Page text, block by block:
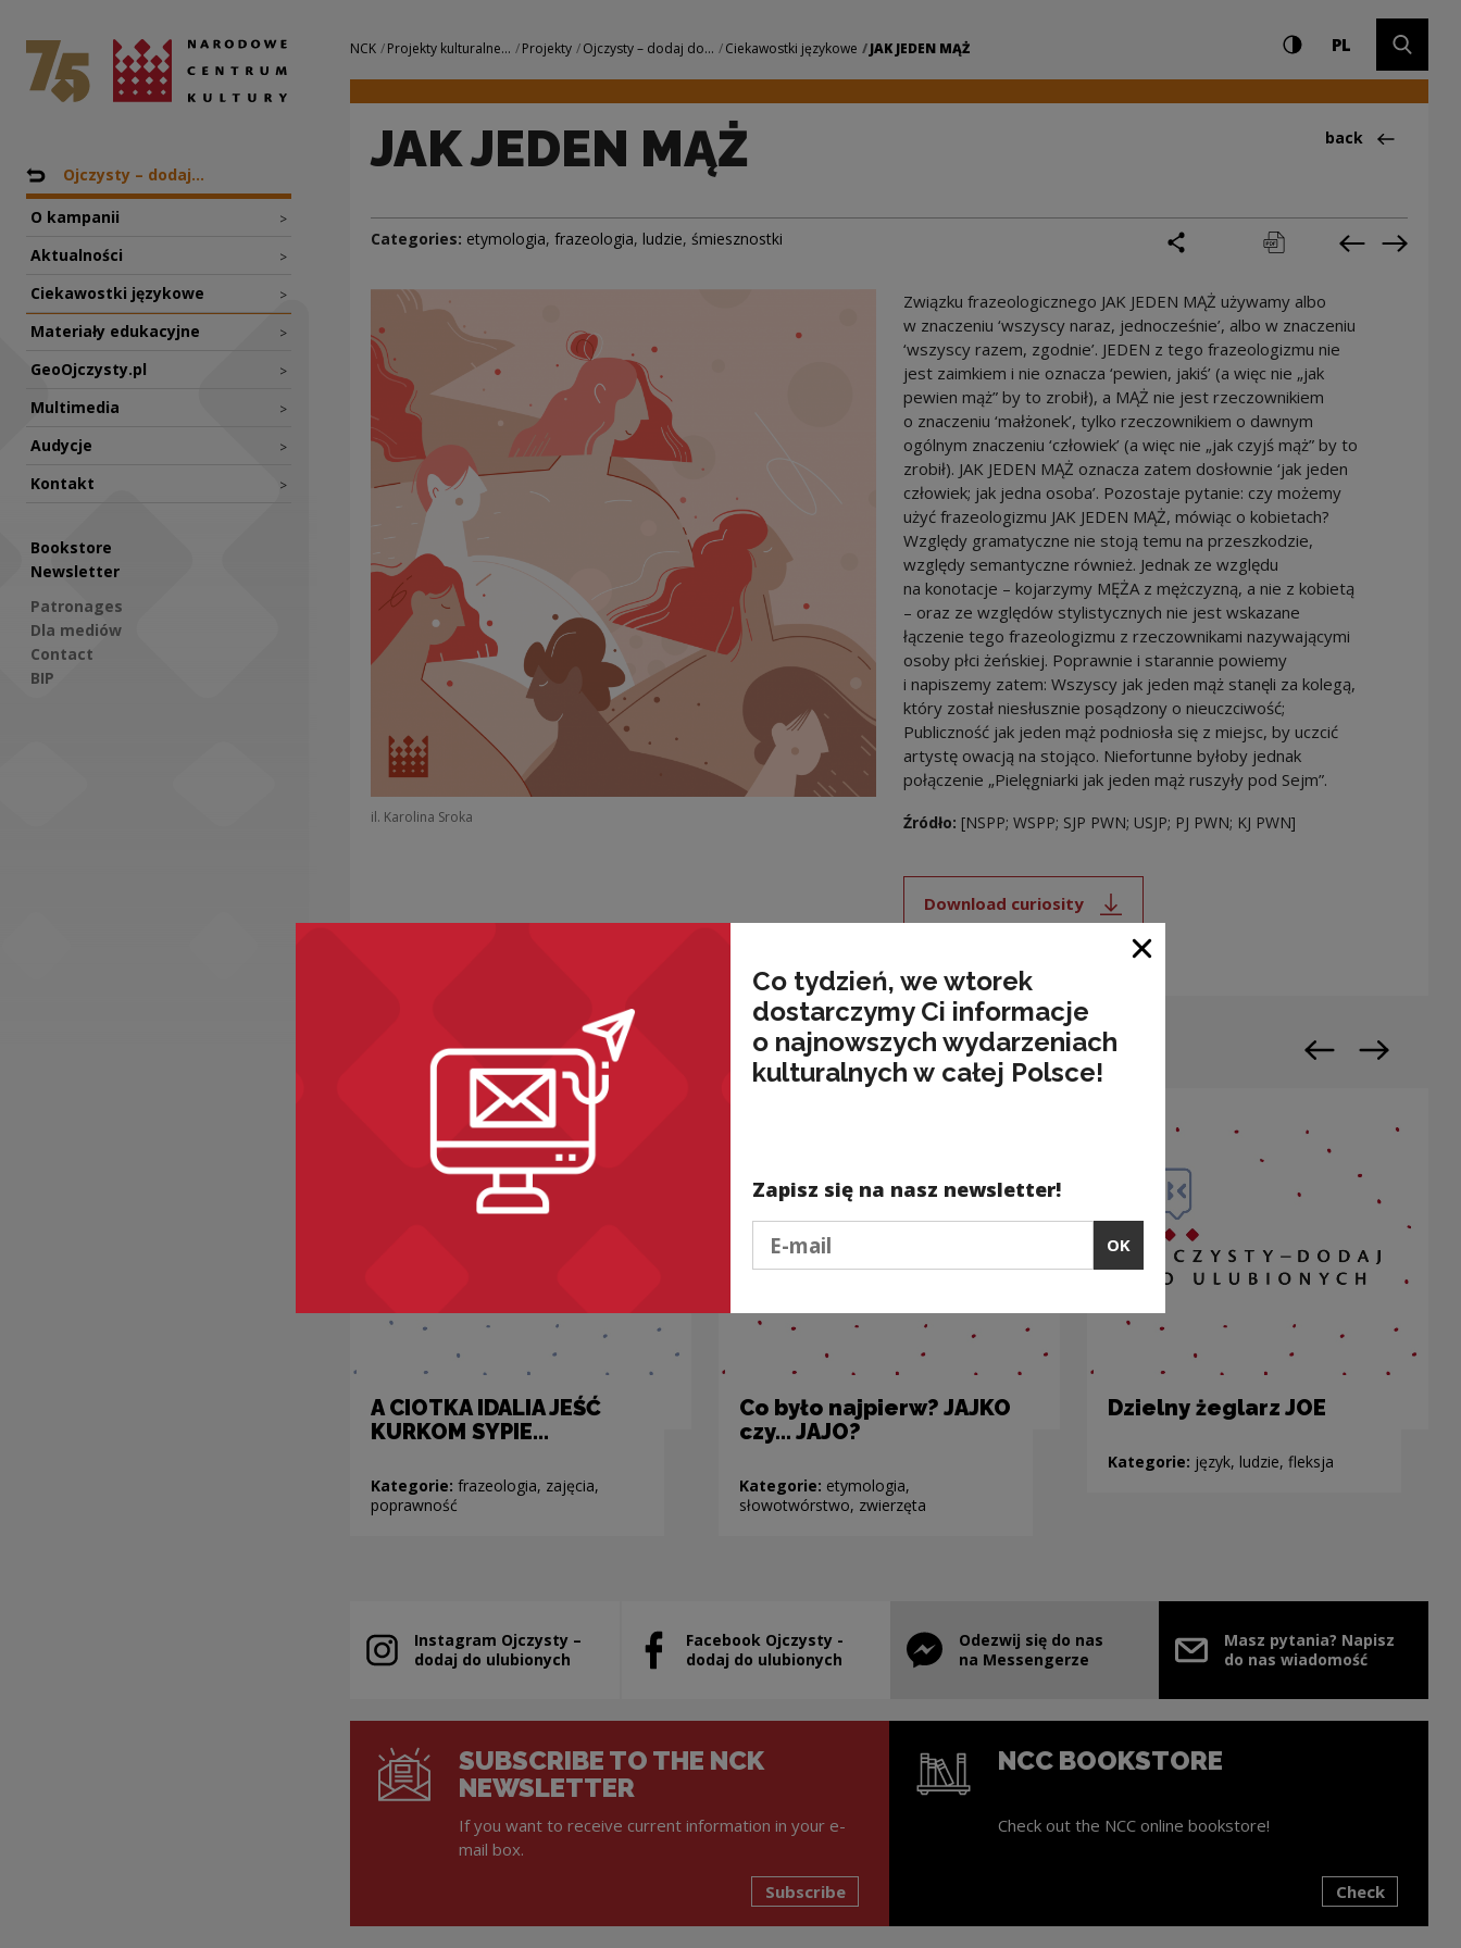
JAK JEDEN MĄŻ | Narodowe Centrum Kultury
National Centre for Culture Poland
Nawigacja
Back to: Projekty
Ojczysty – dodaj...
O kampanii >
Aktualności >
Ciekawostki językowe >
Materiały edukacyjne >
GeoOjczysty.pl >
Multimedia >
Audycje >
Kontakt >
Bookstore
Newsletter
Patronages
Dla mediów
Contact
BIP
Navigation
NCK Projekty kulturalne... Projekty Ojczysty – dodaj do... Ciekawostki językowe JAK JEDEN MĄŻ Settings and search
High contrast
PLCHANGE
JAK JEDEN MĄŻ Back
back
Categories: etymologia, frazeologia, ludzie, śmiesznostki print pobierz Previous
Next
il. Karolina Sroka
Związku frazeologicznego JAK JEDEN MĄŻ używamy albo
w znaczeniu ‘wszyscy naraz, jednocześnie’, albo w znaczeniu
‘wszyscy razem, zgodnie’. JEDEN z tego frazeologizmu nie
jest zaimkiem i nie oznacza ‘pewien, jakiś’ (a więc nie „jak
pewien mąż” by to zrobił), a MĄŻ nie jest rzeczownikiem
o znaczeniu ‘małżonek’, tylko rzeczownikiem o dawnym
ogólnym znaczeniu ‘człowiek’ (a więc nie „jak czyjś mąż” by to
zrobił). JAK JEDEN MĄŻ oznacza zatem dosłownie ‘jak jeden
człowiek; jak jedna osoba’. Pozostaje pytanie: czy możemy
użyć frazeologizmu JAK JEDEN MĄŻ, mówiąc o kobietach?
Względy gramatyczne nie stoją temu na przeszkodzie,
względy semantyczne również. Jednak ze względu
na konotacje – kojarzymy MĘŻA z mężczyzną, a nie z kobietą
– oraz ze względów stylistycznych nie jest wskazane
łączenie tego frazeologizmu z rzeczownikami nazywającymi
osoby płci żeńskiej. Poprawnie i starannie powiemy
i napiszemy zatem: Wszyscy jak jeden mąż stanęli za kolegą,
który został niesłusznie posądzony o nieuczciwość;
Publiczność jak jeden mąż podniosła się z miejsc, by uczcić
artystę owacją na stojąco. Niefortunne byłoby jednak
połączenie „Pielęgniarki jak jeden mąż ruszyły pod Sejm”.
Źródło: [NSPP; WSPP; SJP PWN; USJP; PJ PWN; KJ PWN]
Download curiosity
Note, the link will open in a new window
Recommended
A CIOTKA IDALIA JEŚĆ
KURKOM SYPIE...
Kategorie: frazeologia, zajęcia,
poprawność
Co było najpierw? JAJKO
czy... JAJO?
Kategorie: etymologia,
słowotwórstwo, zwierzęta
Dzielny żeglarz JOE
Kategorie: język, ludzie, fleksja
Previous slide
Next slide
Instagram Ojczysty –
dodaj do ulubionych
Note, the link will open in a new window
Facebook Ojczysty -
dodaj do ulubionych
Note, the link will open in a new window
Odezwij się do nas
na Messengerze
Note, the link will open in a new window
Masz pytania? Napisz
do nas wiadomość
SUBSCRIBE TO THE NCK
NEWSLETTER
If you want to receive current information in your e-
mail box.
Subscribe
NCC BOOKSTORE
Check out the NCC online bookstore!
Check
Co tydzień, we wtorek
dostarczymy Ci informacje
o najnowszych wydarzeniach
kulturalnych w całej Polsce!
Zapisz się na nasz newsletter!
OK